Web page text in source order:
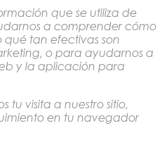
que se utiliza de
a comprender cómo
qué tan efectivas son
o para ayudarnos a
y la aplicación para
tu visita a nuestro sitio,
en tu navegador